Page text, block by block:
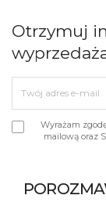
Otrzymuj
Wyrażam
mailową oraz